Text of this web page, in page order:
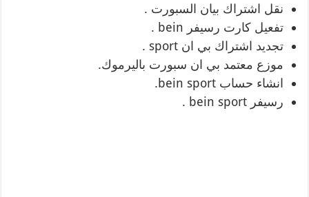
نقل اشتراك بيان السبورت .
تفعيل كارت رسيفر bein .
تجديد اشتراك بي ان sport .
موزع معتمد بي ان سبورت باليرموك.
انشاء حساب bein sport.
رسيفر bein sport .